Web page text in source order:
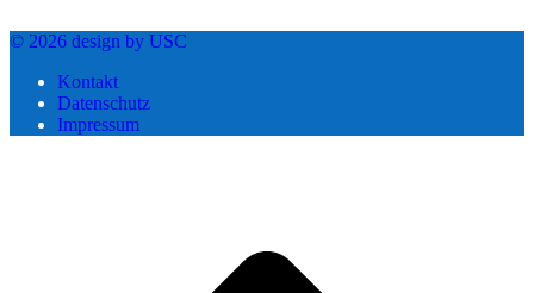
© 2026 design by USC
Kontakt
Datenschutz
Impressum